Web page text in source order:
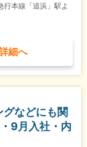
本線「追浜」駅よ
細へ
グなどにも関
9月入社・内